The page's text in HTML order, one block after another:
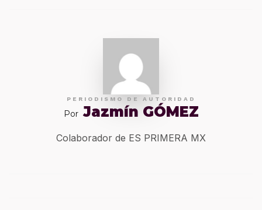
PERIODISMO DE AUTORIDAD
Por Jazmín GÓMEZ
Colaborador de ES PRIMERA MX